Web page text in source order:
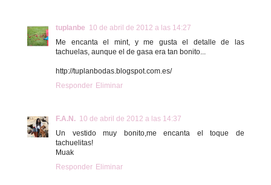
tuplanbe 10 de abril de 2012 a las 14:27
Me encanta el mint, y me gusta el detalle de las
tachuelas, aunque el de gasa era tan bonito...
http://tuplanbodas.blogspot.com.es/
Responder Eliminar
F.A.N. 10 de abril de 2012 a las 14:37
Un vestido muy bonito,me encanta el toque de
tachuelitas!
Muak
Responder Eliminar